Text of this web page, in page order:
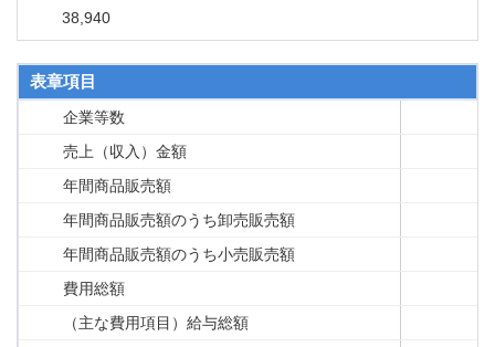
38,940
表章項目
企業等数
売上（収入）金額
年間商品販売額
年間商品販売額のうち卸売販売額
年間商品販売額のうち小売販売額
費用総額
（主な費用項目）給与総額